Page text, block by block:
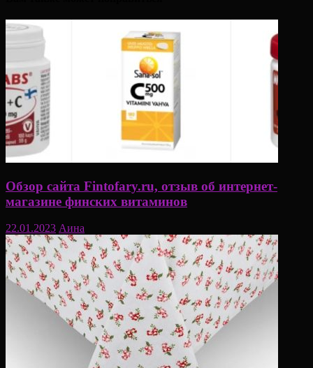
Обзор сайта Fintofary.ru, отзыв об интернет-
магазине финских витаминов
22.01.2023 Аина